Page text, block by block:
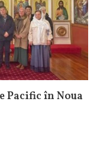
Pacific în Noua